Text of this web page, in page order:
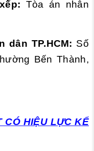
Tòa án nhân
dân TP.HCM: Số
Bến Thành,
CÓ HIỆU LỰC KỂ